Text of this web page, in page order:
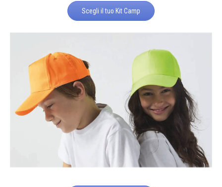
Scegli il tuo Kit Camp